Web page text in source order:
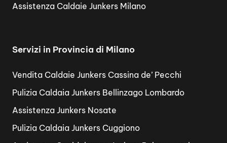
Assistenza Caldaie Junkers Milano
Servizi in Provincia di Milano
Vendita Caldaie Junkers Cassina de’ Pecchi
Pulizia Caldaia Junkers Bellinzago Lombardo
Assistenza Junkers Nosate
Pulizia Caldaia Junkers Cuggiono